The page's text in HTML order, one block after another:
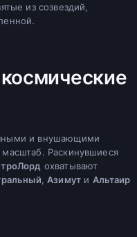
из созвездий,
и внушающими
Раскинувшиеся
охватывают
, Азимут и Альтаир